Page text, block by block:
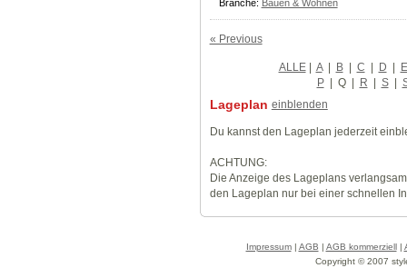
Branche: Bauen & Wohnen
« Previous
ALLE| A | B | C | D | E
P | Q | R | S |
Lageplan einblenden
Du kannst den Lageplan jederzeit
ACHTUNG:
Die Anzeige des Lageplans
den Lageplan nur bei einer schnellen
Impressum| AGB | AGB kommerziell|
Copyright © 2007